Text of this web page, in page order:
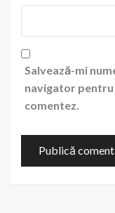
Salvează-mi
navigator
comentez.